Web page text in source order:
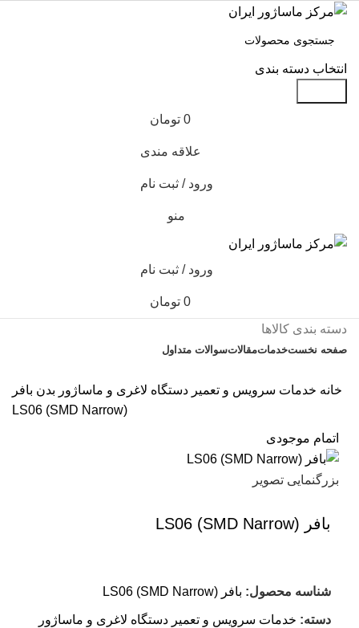
انتخاب دسته بندی
0 تومان
علاقه مندی
ورود / ثبت نام
منو
ورود / ثبت نام
0 تومان
دسته بندی کالاها
صفحه نخستخدماتمقالاتسوالات متداول
خانه خدمات سرویس و تعمیر دستگاه لاغری و ماساژور بدن بافر
LS06 (SMD Narrow)
اتمام موجودی
بزرگنمایی تصویر
بافر LS06 (SMD Narrow)
شناسه محصول: بافر LS06 (SMD Narrow)
دسته: خدمات سرویس و تعمیر دستگاه لاغری و ماساژور